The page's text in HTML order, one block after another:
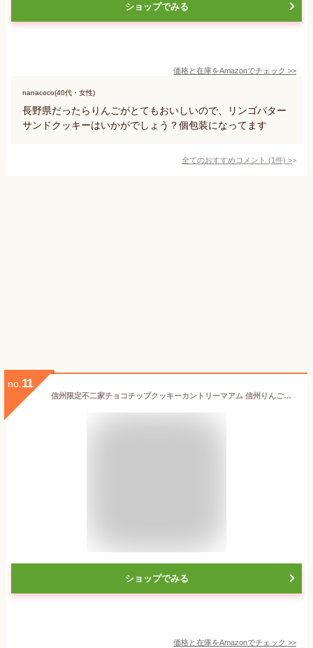
ショップでみる
価格と在庫をAmazonでチェック >>
nanacoco(40代・女性)
長野県だったらりんごがとてもおいしいので、リンゴバター
サンドクッキーはいかがでしょう？個包装になってます
全てのおすすめコメント (1件) >
no. 11
信州限定不二家チョコチップクッキーカントリーマアム 信州りんご味と信州シャインマスカット味 各1箱ずつのセット (各1箱)
ショップでみる
価格と在庫をAmazonでチェック >>